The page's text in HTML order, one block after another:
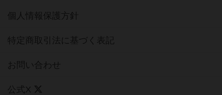
個人情報保護方針
特定商取引法に基づく表記
お問い合わせ
公式X